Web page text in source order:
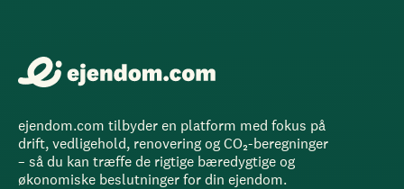
ejendom.com tilbyder en platform med fokus på
drift, vedligehold, renovering og CO₂-beregninger
– så du kan træffe de rigtige bæredygtige og
økonomiske beslutninger for din ejendom.